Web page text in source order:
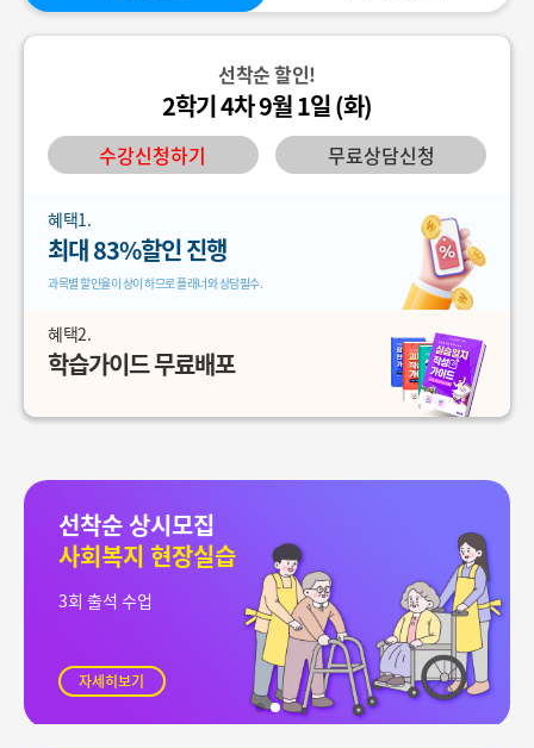
선착순 할인!
2학기 4차 9월 1일 (화)
수강신청하기 무료상담신청
혜택1.
최대 83%할인 진행
과목별 할인율이 상이 하므로 플래너와 상담필수.
혜택2.
학습가이드 무료배포
선착순 상시모집
사회복지 현장실습
3회 출석 수업
자세히보기